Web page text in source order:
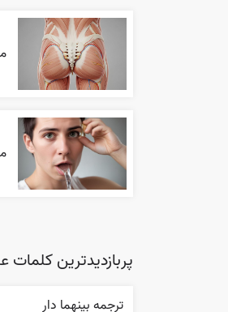
پربازدیدترین کلمات
ترجمه بينهما دار